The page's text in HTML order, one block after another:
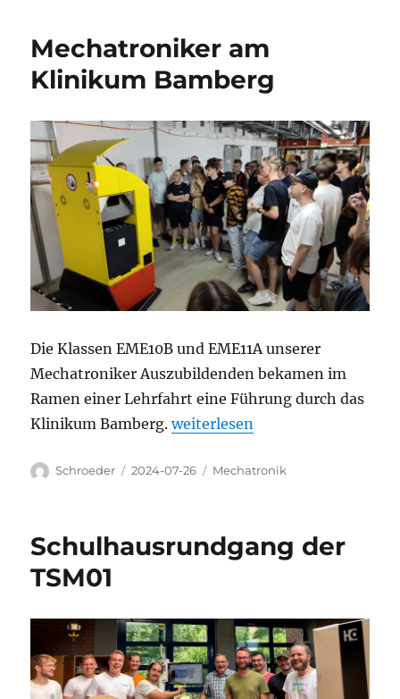
Mechatroniker am
Klinikum Bamberg
Die Klassen EME10B und EME11A unserer
Mechatroniker Auszubildenden bekamen im
Ramen einer Lehrfahrt eine Führung durch das
Klinikum Bamberg.„Mechatroniker am Klinikum
weiterlesen
Autor
Schroeder
Veröffentlicht
2024-07-26 Kategorien
Mechatronik
Schulhausrundgang der
TSM01